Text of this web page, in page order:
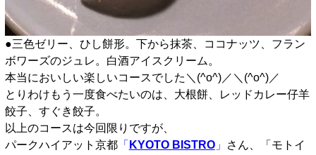
●三色ゼリー、ひし餅形。下から抹茶、ココナッツ、フラン
ボワーズのジュレ。白酒アイスクリーム。
本当においしい楽しいコースでした＼(^o^)／＼(^o^)／
とりわけもう一度食べたいのは、大根餅、レッドカレー仔羊
餃子、すぐき餃子。
以上のコースは今回限りですが、
パークハイアット京都「 KYOTO BISTRO」
さん、「モトイ